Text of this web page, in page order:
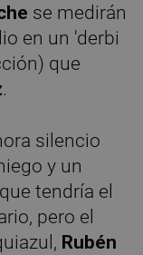
se medirán
en un 'derbi
que
.
silencio
y un
tendría el
pero el
Rubén